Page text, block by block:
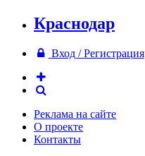
Краснодар
Вход / Регистрация
Реклама на сайте
О проекте
Контакты